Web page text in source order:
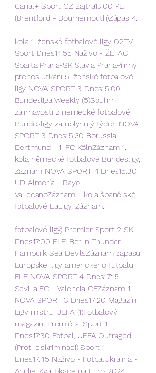
Canal+ Sport CZ Zajtra13:00 PL
(Brentford - Bournemouth)Zápas 4.
kola 1. ženské fotbalové ligy O2TV
Sport Dnes14:55 Naživo - ŽL: AC
Sparta Praha-SK Slavia PrahaPřímý
přenos utkání 5. ženské fotbalové
ligy NOVA SPORT 3 Dnes15:00
Bundesliga Weekly (5)Souhrn
zajímavostí z německé fotbalové
Bundesligy za uplynulý týden NOVA
SPORT 3 Dnes15:30 Borussia
Dortmund - 1. FC KölnZáznam 1.
kola německé fotbalové Bundesligy,
Záznam NOVA SPORT 4 Dnes15:30
UD Almería - Rayo
VallecanoZáznam 1. kola španělské
fotbalové LaLigy, Záznam.
fotbalové ligy) Premier Sport 2 SK
Dnes17:00 ELF: Berlin Thunder-
Hamburk Sea DevilsZáznam zápasu
Európskej ligy amerického futbalu
ELF NOVA SPORT 4 Dnes17:15
Sevilla FC - Valencia CFZáznam 1.
NOVA SPORT 3 Dnes17:20 Magazín
Ligy mistrů UEFA (1)Fotbalový
magazín, Premiéra. Sport 1
Dnes17:30 Fotbal, UEFA Outraged
(Proti diskriminaci) Sport 1
Dnes17:45 Naživo - FotbalUkrajina -
Anglie, Kvalifikace na Euro 2024,